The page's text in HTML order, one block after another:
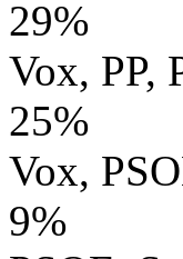
29%
Vox, PP,
25%
Vox,
9%